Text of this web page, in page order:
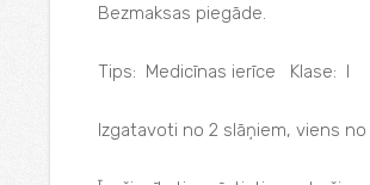
Bezmaksas piegāde.
Tips: Medicīnas ierīce Klase: I
Izgatavoti no 2 slāņiem, viens